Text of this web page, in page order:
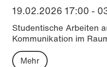
19.02.2026 17:00 -
Studentische Arbeiten
Kommunikation im
Mehr